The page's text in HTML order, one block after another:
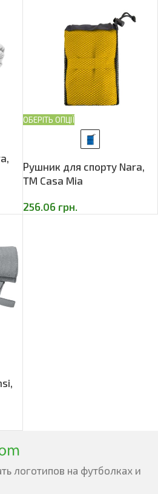
ОБЕРІТЬ ОПЦІЇ
Рушник для спорту Nara,
TM Casa Mia
256.06 грн.
логотипов на футболках и